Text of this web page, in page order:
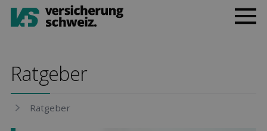
Rat­geber
Rat­geber